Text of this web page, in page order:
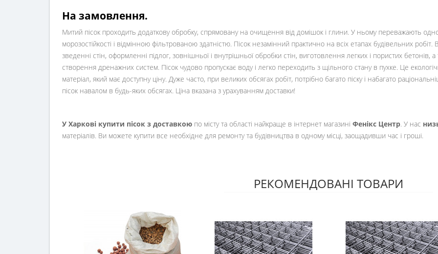
На замовлення.
Митий пісок проходить додаткову обробку, спрямовану на очищення від домішок і глини. У ньому переважають
морозостійкості і відмінною фільтрованою здатністю. Пісок незамінний практично на всіх етапах будівельних
зведенні стін, оформленні підлог, зовнішньої і внутрішньої обробки стін, виготовлення легких і пористих
створення дренажних систем. Пісок чудово пропускає воду і легко переходить з щільного стану в пухке. Це
матеріал, який має доступну ціну. Дуже часто, при великих обсягах робіт, потрібно багато піску і набагато
пісок навалом в будь-яких обсягах. Ціна вказана з урахуванням доставки!
У Харкові купити пісок з доставкою по місту та області найкраще в інтернет магазині Фенікс Центр. У нас
матеріалів. Ви можете купити все необхідне для ремонту та будівництва в одному місці, заощадивши час і гроші.
РЕКОМЕНДОВАНІ ТОВАРИ